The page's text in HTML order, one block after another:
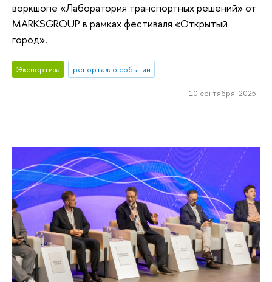
воркшопе «Лаборатория транспортных решений» от
MARKSGROUP в рамках фестиваля «Открытый
город».
Экспертиза репортаж о событии
10 сентября 2025